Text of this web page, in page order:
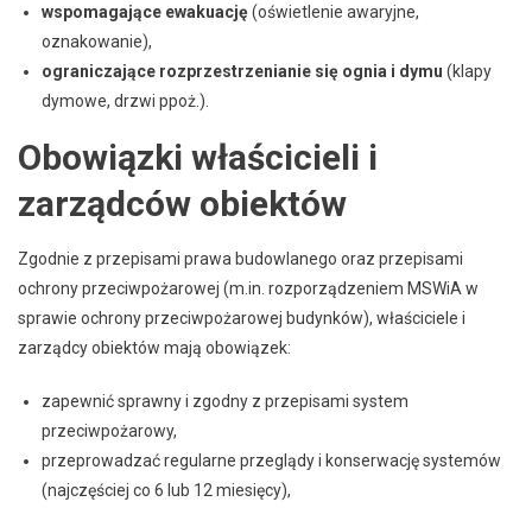
wspomagające ewakuację(oświetlenie awaryjne,
oznakowanie),
ograniczające rozprzestrzenianie się ognia i dymu (klapy
dymowe, drzwi ppoż.).
Obowiązki właścicieli i
zarządców obiektów
Zgodnie z przepisami prawa budowlanego oraz przepisami
ochrony przeciwpożarowej (m.in. rozporządzeniem MSWiA w
sprawie ochrony przeciwpożarowej budynków), właściciele i
zarządcy obiektów mają obowiązek:
zapewnić sprawny i zgodny z przepisami system
przeciwpożarowy,
przeprowadzać regularne przeglądy i konserwację systemów
(najczęściej co 6 lub 12 miesięcy),